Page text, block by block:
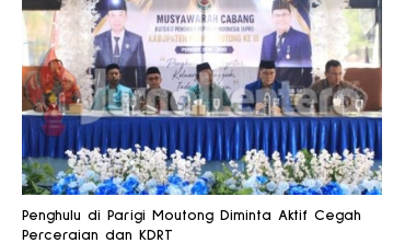
Penghulu di Parigi Moutong Diminta Aktif Cegah
Perceraian dan KDRT